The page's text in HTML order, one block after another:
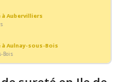
à Aubervilliers
à Aulnay-sous-Bois
Bois